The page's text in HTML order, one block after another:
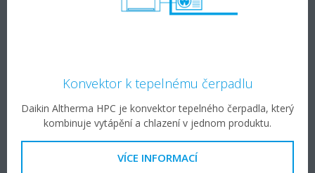
Konvektor k tepelnému čerpadlu
Daikin Altherma HPC je konvektor tepelného čerpadla, který
kombinuje vytápění a chlazení v jednom produktu.
VÍCE INFORMACÍ